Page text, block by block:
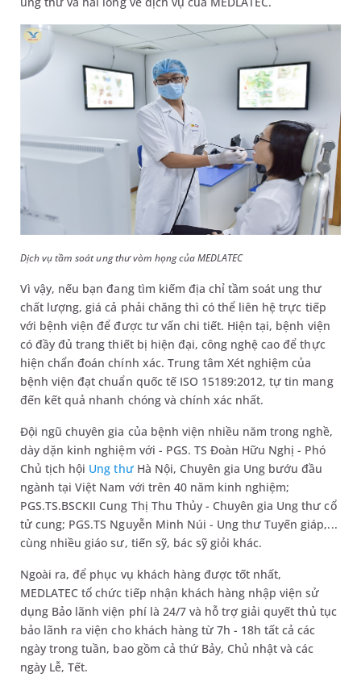
Dịch vụ tầm soát ung thư vòm họng của MEDLATEC
Vì vậy, nếu bạn đang tìm kiếm địa chỉ tầm soát ung thư
chất lượng, giá cả phải chăng thì có thể liên hệ trực tiếp
với bệnh viện để được tư vấn chi tiết. Hiện tại, bệnh viện
có đầy đủ trang thiết bị hiện đại, công nghệ cao để thực
hiện chẩn đoán chính xác. Trung tâm Xét nghiệm của
bệnh viện đạt chuẩn quốc tế ISO 15189:2012, tự tin mang
đến kết quả nhanh chóng và chính xác nhất.
Đội ngũ chuyên gia của bệnh viện nhiều năm trong nghề,
dày dặn kinh nghiệm với - PGS. TS Đoàn Hữu Nghị - Phó
Chủ tịch hội Ung thưHà Nội, Chuyên gia Ung bướu đầu
ngành tại Việt Nam với trên 40 năm kinh nghiệm;
PGS.TS.BSCKII Cung Thị Thu Thủy - Chuyên gia Ung thư cổ
tử cung; PGS.TS Nguyễn Minh Núi - Ung thư Tuyến giáp,...
cùng nhiều giáo sư, tiến sỹ, bác sỹ giỏi khác.
Ngoài ra, để phục vụ khách hàng được tốt nhất,
MEDLATEC tổ chức tiếp nhận khách hàng nhập viện sử
dụng Bảo lãnh viện phí là 24/7 và hỗ trợ giải quyết thủ tục
bảo lãnh ra viện cho khách hàng từ 7h - 18h tất cả các
ngày trong tuần, bao gồm cả thứ Bảy, Chủ nhật và các
ngày Lễ, Tết.